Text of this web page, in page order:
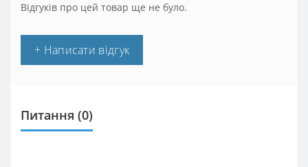
Відгуків про цей товар ще не було.
+ Написати відгук
Питання (0)